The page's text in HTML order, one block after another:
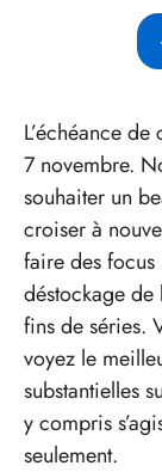
L’échéance
7 novembre.
souhaiter un
croiser à
faire des focus
déstockage de
fins de séries.
voyez le
substantielles
y compris
seulement.